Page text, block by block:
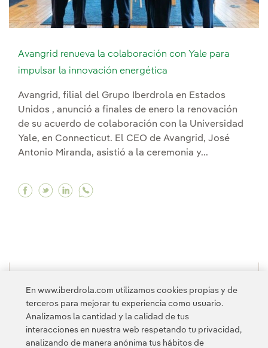
Avangrid renueva la colaboración con Yale para
impulsar la innovación energética
Avangrid, filial del Grupo Iberdrola en Estados
Unidos , anunció a finales de enero la renovación
de su acuerdo de colaboración con la Universidad
Yale, en Connecticut. El CEO de Avangrid, José
Antonio Miranda, asistió a la ceremonia y...
Facebook Avangrid renueva la colaboración
Twitter Avangrid renueva la colaboración
Linkedin Avangrid renueva la
En www.iberdrola.com utilizamos cookies propias y de
terceros para mejorar tu experiencia como usuario.
Analizamos la cantidad y la calidad de tus
interacciones en nuestra web respetando tu privacidad,
analizando de manera anónima tus hábitos de